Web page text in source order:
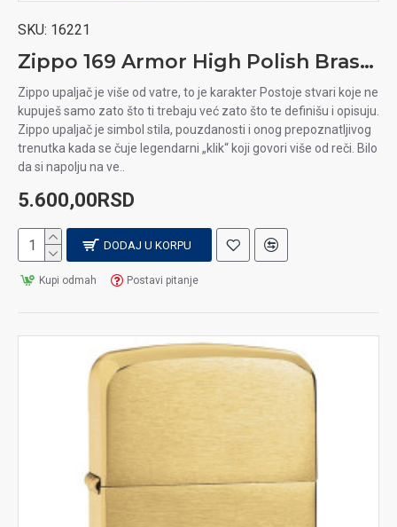
SKU: 16221
Zippo 169 Armor High Polish Brass upaljač
Zippo upaljač je više od vatre, to je karakter Postoje stvari koje ne
kupuješ samo zato što ti trebaju već zato što te definišu i opisuju.
Zippo upaljač je simbol stila, pouzdanosti i onog prepoznatljivog
trenutka kada se čuje legendarni „klik“ koji govori više od reči. Bilo
da si napolju na ve..
5.600,00RSD
DODAJ U KORPU
Kupi odmah Postavi pitanje